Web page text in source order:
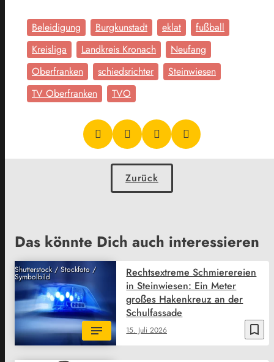
Beleidigung Burgkunstadt eklat
fußball
Kreisliga
Landkreis Kronach
Neufang
Oberfranken
schiedsrichter
Steinwiesen
TV Oberfranken
TVO
Zurück
Das könnte Dich auch interessieren
Shutterstock / Stockfoto /
Symbolbild
bookmark_border
15. Juli 2026
Rechtsextreme Schmierereien
in Steinwiesen: Ein Meter
großes Hakenkreuz an der
Schulfassade